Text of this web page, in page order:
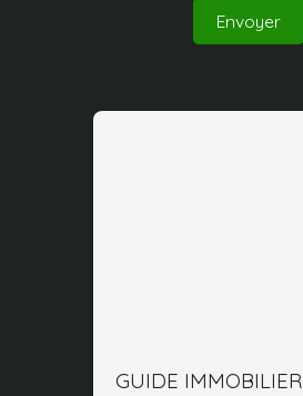
Envoyer
GUIDE IMMOBILIER